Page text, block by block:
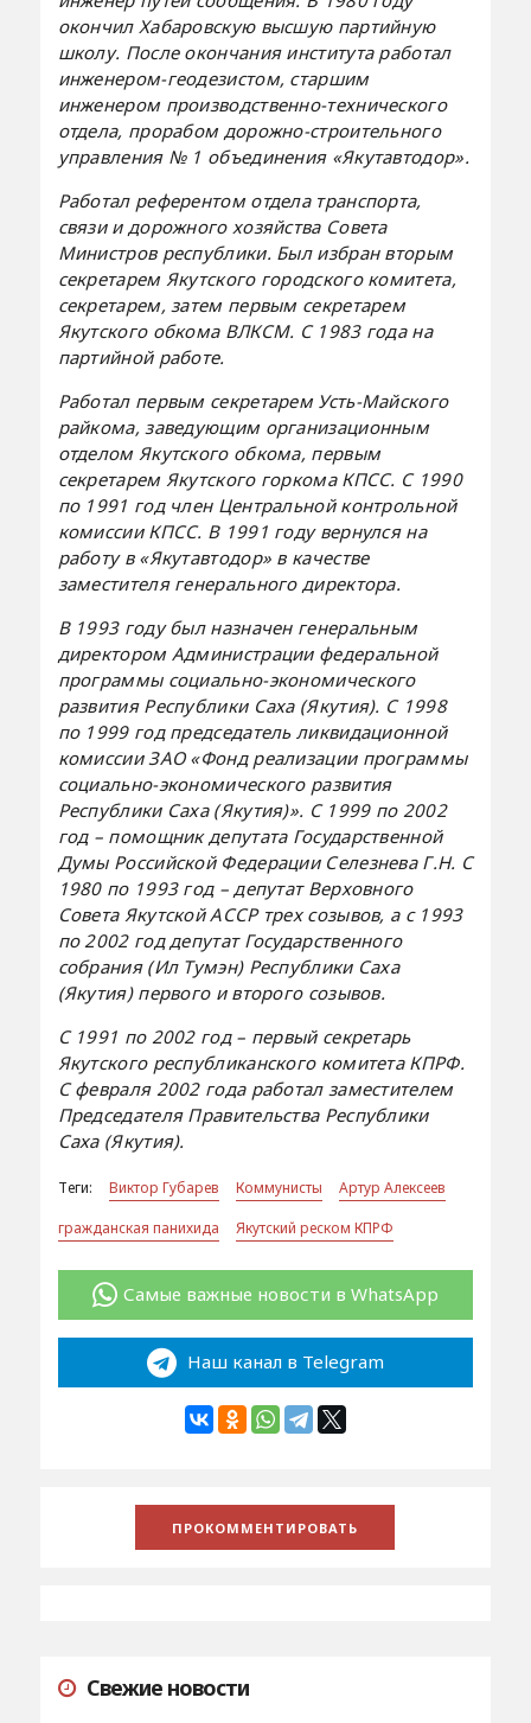
окончил Хабаровскую высшую партийную
школу. После окончания института работал
инженером-геодезистом, старшим
инженером производственно-технического
отдела, прорабом дорожно-строительного
управления № 1 объединения «Якутавтодор».
Работал референтом отдела транспорта,
связи и дорожного хозяйства Совета
Министров республики. Был избран вторым
секретарем Якутского городского комитета,
секретарем, затем первым секретарем
Якутского обкома ВЛКСМ. С 1983 года на
партийной работе.
Работал первым секретарем Усть-Майского
райкома, заведующим организационным
отделом Якутского обкома, первым
секретарем Якутского горкома КПСС. С 1990
по 1991 год член Центральной контрольной
комиссии КПСС. В 1991 году вернулся на
работу в «Якутавтодор» в качестве
заместителя генерального директора.
В 1993 году был назначен генеральным
директором Администрации федеральной
программы социально-экономического
развития Республики Саха (Якутия). С 1998
по 1999 год председатель ликвидационной
комиссии ЗАО «Фонд реализации программы
социально-экономического развития
Республики Саха (Якутия)». С 1999 по 2002
год – помощник депутата Государственной
Думы Российской Федерации Селезнева Г.Н. С
1980 по 1993 год – депутат Верховного
Совета Якутской АССР трех созывов, а с 1993
по 2002 год депутат Государственного
собрания (Ил Тумэн) Республики Саха
(Якутия) первого и второго созывов.
С 1991 по 2002 год – первый секретарь
Якутского республиканского комитета КПРФ.
С февраля 2002 года работал заместителем
Председателя Правительства Республики
Саха (Якутия).
Теги: Виктор Губарев Коммунисты
Артур Алексеев
гражданская панихида
Якутский реском КПРФ
Самые важные новости в WhatsApp
Наш канал в Telegram
Свежие новости